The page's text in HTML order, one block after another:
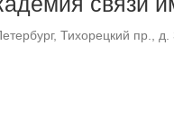
Тихорецкий пр., д.